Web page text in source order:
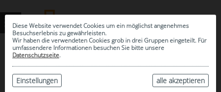
Diese Website verwendet Cookies um ein möglichst angenehmes
Besuchserlebnis zu gewährleisten.
Wir haben die verwendeten Cookies grob in drei Gruppen eingeteilt. Für
umfassendere Informationen besuchen Sie bitte unsere
Datenschutzseite.
alle akzeptieren
Einstellungen
ARCHIV